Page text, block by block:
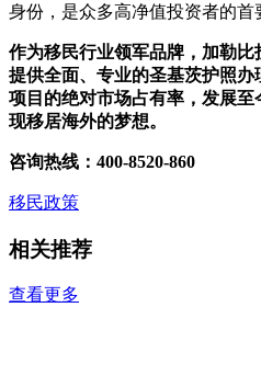
身份，是众多高净值投资者的首
作为移民行业领军品牌，加勒
提供全面、专业的圣基茨护照
项目的绝对市场占有率，发展
现移居海外的梦想。
咨询热线：400-8520-860
移民政策
相关推荐
查看更多